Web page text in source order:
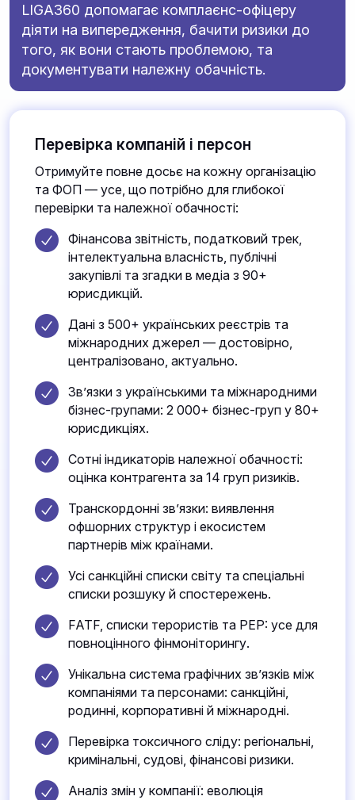
LIGA360 допомагає комплаєнс-офіцеру
діяти на випередження, бачити ризики до
того, як вони стають проблемою, та
документувати належну обачність.
Перевірка компаній і персон
Отримуйте повне досьє на кожну організацію
та ФОП — усе, що потрібно для глибокої
перевірки та належної обачності:
Фінансова звітність, податковий трек,
інтелектуальна власність, публічні
закупівлі та згадки в медіа з 90+
юрисдикцій.
Дані з 500+ українських реєстрів та
міжнародних джерел — достовірно,
централізовано, актуально.
Зв’язки з українськими та міжнародними
бізнес-групами: 2 000+ бізнес-груп у 80+
юрисдикціях.
Сотні індикаторів належної обачності:
оцінка контрагента за 14 груп ризиків.
Транскордонні зв’язки: виявлення
офшорних структур і екосистем
партнерів між країнами.
Усі санкційні списки світу та спеціальні
списки розшуку й спостережень.
FATF, списки терористів та PEP: усе для
повноцінного фінмоніторингу.
Унікальна система графічних зв’язків між
компаніями та персонами: санкційні,
родинні, корпоративні й міжнародні.
Перевірка токсичного сліду: регіональні,
кримінальні, судові, фінансові ризики.
Аналіз змін у компанії: еволюція